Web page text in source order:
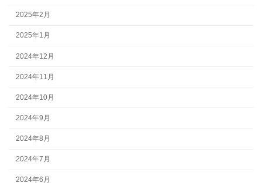
2025年2月
2025年1月
2024年12月
2024年11月
2024年10月
2024年9月
2024年8月
2024年7月
2024年6月